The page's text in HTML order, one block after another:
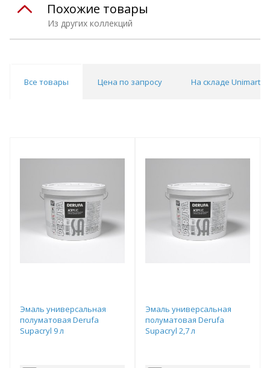
Из других коллекций
Похожие товары
Все товары Цена по запросу На складе Unimart
Эмаль универсальная
полуматовая Derufa
Supacryl 9 л
Эмаль универсальная
полуматовая Derufa
Supacryl 2,7 л